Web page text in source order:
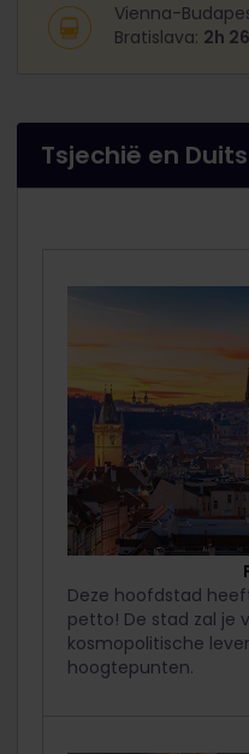
Vienna-
Bratislava: 2h
Tsjechië en
Deze hoofdstad
petto! De stad zal je
kosmopolitische
hoogtepunten.